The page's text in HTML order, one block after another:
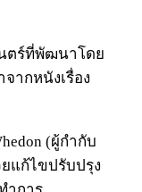
นตร์ที่พัฒนาโดย
ากหนังเรื่อง
(ผู้กำกับ
ยแก้ไขปรับปรุง